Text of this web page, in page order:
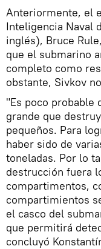
Anteriormente, el
Inteligencia Naval
inglés), Bruce
que el submarino
completo como
obstante, Sivkov
"Es poco probable
grande que
pequeños. Para
haber sido de
toneladas. Por lo
destrucción fuera
compartimentos,
compartimientos
el casco del
que permitirá
concluyó